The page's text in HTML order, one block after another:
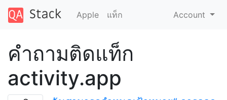
Apple แท็ก Account
คำถามติดแท็ก
activity.app